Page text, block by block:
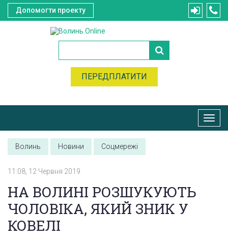
Допомогти проекту
ПЕРЕДПЛАТИТИ
Волинь Новини Соцмережі
11:08, 12 Червня 2019
НА ВОЛИНІ РОЗШУКУЮТЬ
ЧОЛОВІКА, ЯКИЙ ЗНИК У
КОВЕЛІ